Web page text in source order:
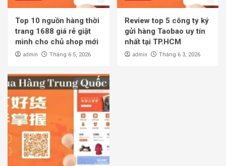
Top 10 nguồn hàng thời
trang 1688 giá rẻ giật
mình cho chủ shop mới
admin Tháng 6 5, 2026
Review top 5 công ty ký
gửi hàng Taobao uy tín
nhất tại TP.HCM
admin Tháng 6 3, 2026